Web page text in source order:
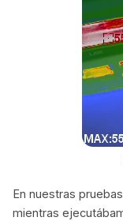
En nuestras
mientras